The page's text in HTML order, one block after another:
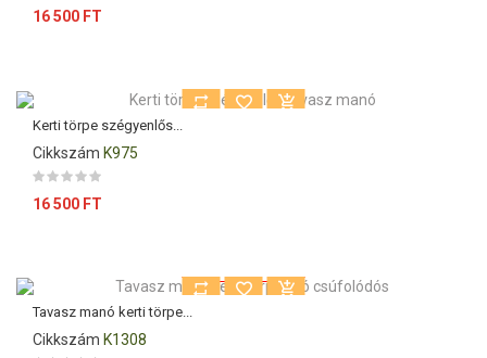
Ár
16 500 FT
Kerti törpe szégyenlős...
Cikkszám K975
Ár
16 500 FT
Tavasz manó kerti törpe...
Cikkszám K1308